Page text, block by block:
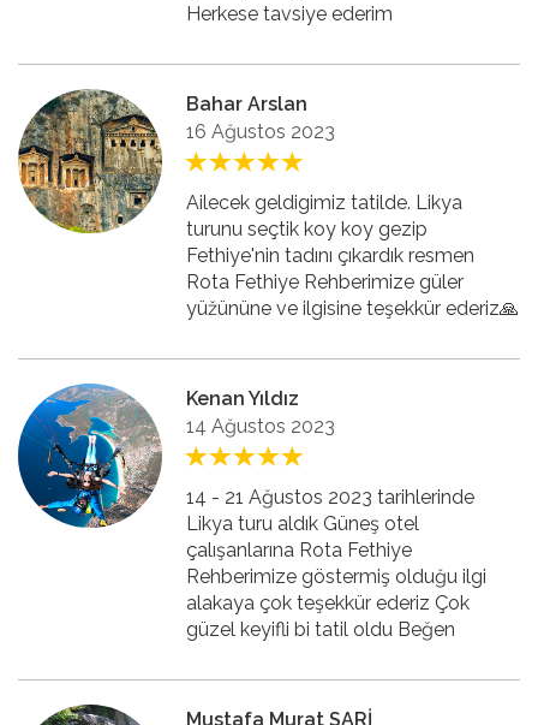
Herkese tavsiye ederim
Bahar Arslan
16 Ağustos 2023
Ailecek geldigimiz tatilde. Likya
turunu seçtik koy koy gezip
Fethiye'nin tadını çıkardık resmen
Rota Fethiye Rehberimize güler
yüžününe ve ilgisine teşekkür ederiz🙏
Kenan Yıldız
14 Ağustos 2023
14 - 21 Ağustos 2023 tarihlerinde
Likya turu aldık Güneş otel
çalışanlarına Rota Fethiye
Rehberimize göstermiş olduğu ilgi
alakaya çok teşekkür ederiz Çok
güzel keyifli bi tatil oldu Beğen
Mustafa Murat SARİ